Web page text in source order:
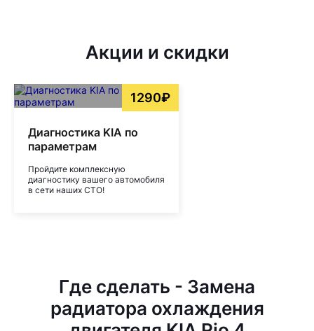
Акции и скидки
1290₽
Диагностика KIA по
параметрам
Пройдите комплексную
диагностику вашего автомобиля
в сети наших СТО!
Где сделать - Замена
радиатора охлаждения